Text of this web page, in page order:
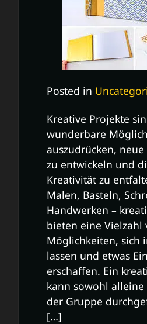
Posted in
Kreative Projekte
wunderbare
auszudrücken,
zu entwickeln und
Kreativität zu
Malen, Basteln,
Handwerken –
bieten eine Vielzahl
Möglichkeiten, sich
lassen und etwas
erschaffen. Ein
kann sowohl alleine
der Gruppe
[…]